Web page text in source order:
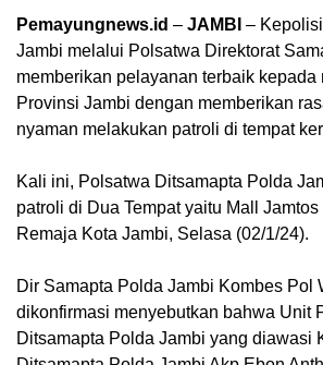
Pemayungnews.id – JAMBI –
Jambi melalui Polsatwa Direktorat
memberikan pelayanan terbaik kepada
Provinsi Jambi dengan memberikan
nyaman melakukan patroli di tempat
Kali ini, Polsatwa Ditsamapta Polda
patroli di Dua Tempat yaitu Mall Jamtos
Remaja Kota Jambi, Selasa (02/1/24).
Dir Samapta Polda Jambi Kombes Pol
dikonfirmasi menyebutkan bahwa Unit
Ditsamapta Polda Jambi yang diawasi